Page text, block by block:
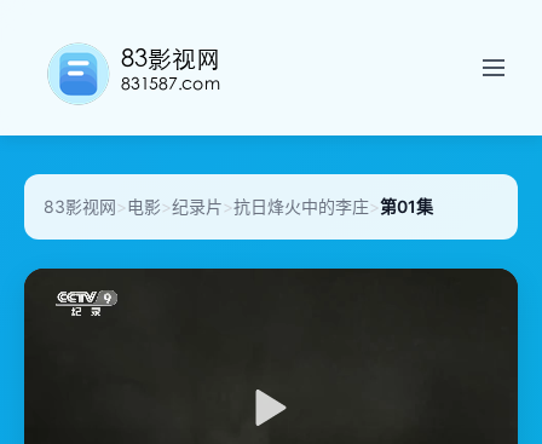
83影视网>电影>纪录片>抗日烽火中的李庄>第01集